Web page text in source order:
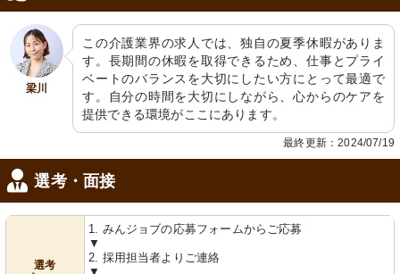
梁川
この介護業界の求人では、独自の夏季休暇がありま
す。長期間の休暇を取得できるため、仕事とプライ
ベートのバランスを大切にしたい方にとって最適で
す。自分の時間を大切にしながら、心からのケアを
提供できる環境がここにあります。
最終更新：2024/07/19
選考・面接
選考
1. みんジョブの応募フォームからご応募
▼
2. 採用担当者よりご連絡